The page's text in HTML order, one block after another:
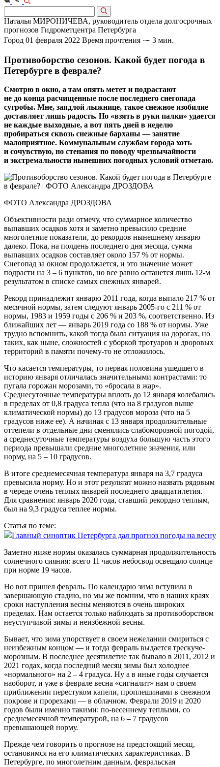
Наталья МИРОНИЧЕВА, руководитель отдела долгосрочных
прогнозов Гидрометцентра Петербурга
Город 01 февраля 2022 Время прочтения ⁓ 3 мин.
Противоборство сезонов. Какой будет погода в
Петербурге в феврале?
Смотрю в окно, а там опять метет и подрастают
не до конца расчищенные после последнего снегопада
сугробы. Мне, заядлой лыжнице, такое снежное изобилие
доставляет лишь радость. Но «взять в руки палки» удается
не каждые выходные, а вот пять дней в неделю
пробираться сквозь снежные барханы — занятие
малоприятное. Коммунальным службам города хоть
и сочувствую, но стенания по поводу чрезвычайности
и экстремальности нынешних погодных условий отметаю.
ФОТО Александра ДРОЗДОВА
Объективности ради отмечу, что суммарное количество
выпавших осадков хотя и заметно превысило средние
многолетние показатели, до рекордов нынешнему январю
далеко. Пока, на полдень последнего дня месяца, сумма
выпавших осадков составляет около 157 % от нормы.
Снегопад за окном продолжается, и это значение может
подрасти на 3 – 6 пунктов, но все равно останется лишь 12‑м
результатом в списке самых снежных январей.
Рекорд принадлежит январю 2011 года, когда выпало 217 % от
месячной нормы, затем следуют январь 2005‑го с 211 % от
нормы, 1983 и 1959 годы с 206 % и 203 %, соответственно. Из
ближайших лет — январь 2019 года со 188 % от нормы. Уже
трудно вспомнить, какой тогда была ситуация на дорогах, но
таких, как ныне, сложностей с уборкой тротуаров и дворовых
территорий в памяти почему‑то не отложилось.
Что касается температуры, то первая половина ушедшего в
историю января отличалась значительными контрастами: то
пугала горожан морозами, то «бросала в жар».
Среднесуточные температуры вплоть до 12 января колебались
в пределах от 0,8 градуса тепла (что на 8 градусов выше
климатической нормы) до 13 градусов мороза (что на 5
градусов ниже ее). А начиная с 13 января продолжительные
оттепели в отдельные дни сменялись слабоморозной погодой,
а среднесуточные температуры воздуха большую часть этого
периода превышали средние многолетние значения, или
норму, на 5 – 10 градусов.
В итоге среднемесячная температура января на 3,7 градуса
превысила норму. Но и этот результат можно назвать рядовым
в череде очень теплых январей последнего двадцатилетия.
Для сравнения: январь 2020 года, ставший рекордно теплым,
был на 9,3 градуса теплее нормы.
Статья по теме:
Главный синоптик Петербурга дал прогноз погоды на весну
Заметно ниже нормы оказалась суммарная продолжительность
солнечного сияния: всего 11 часов небосвод освещало солнце
при норме 19 часов.
Но вот пришел февраль. По календарю зима вступила в
завершающую стадию, но мы же помним, что в наших краях
сроки наступления весны меняются в очень широких
пределах. Нам остается только наблюдать за противоборством
неуступчивой зимы и неизбежной весны.
Бывает, что зима упорствует в своем нежелании смириться с
неизбежным концом — и тогда февраль выдается трескуче-
морозным. В последнее десятилетие так бывало в 2011, 2012 и
2021 годах, когда последний месяц зимы был холоднее
«нормального» на 2 – 4 градуса. Ну а в иные годы случается
наоборот, и уже в феврале весна «сигналит» нам о своем
приближении перестуком капели, проплешинами в снежном
покрове и прорехами — в облачном. Феврали 2019 и 2020
годов были именно такими: по‑весеннему теплыми, со
среднемесячной температурой, на 6 – 7 градусов
превышающей норму.
Прежде чем говорить о прогнозе на предстоящий месяц,
остановимся на его климатических характеристиках. В
Петербурге, по многолетним данным, февральская